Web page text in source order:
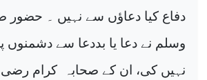
دفاع کیا دعاؤں سے نہیں ۔ حضور
وسلم نے دعا یا بددعا سے دشمنوں
نہیں کی، ان کے صحابہ
کرام رضی